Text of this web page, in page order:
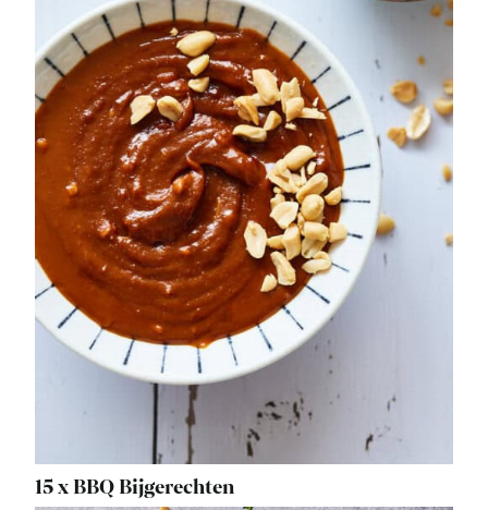
15 x BBQ Bijgerechten